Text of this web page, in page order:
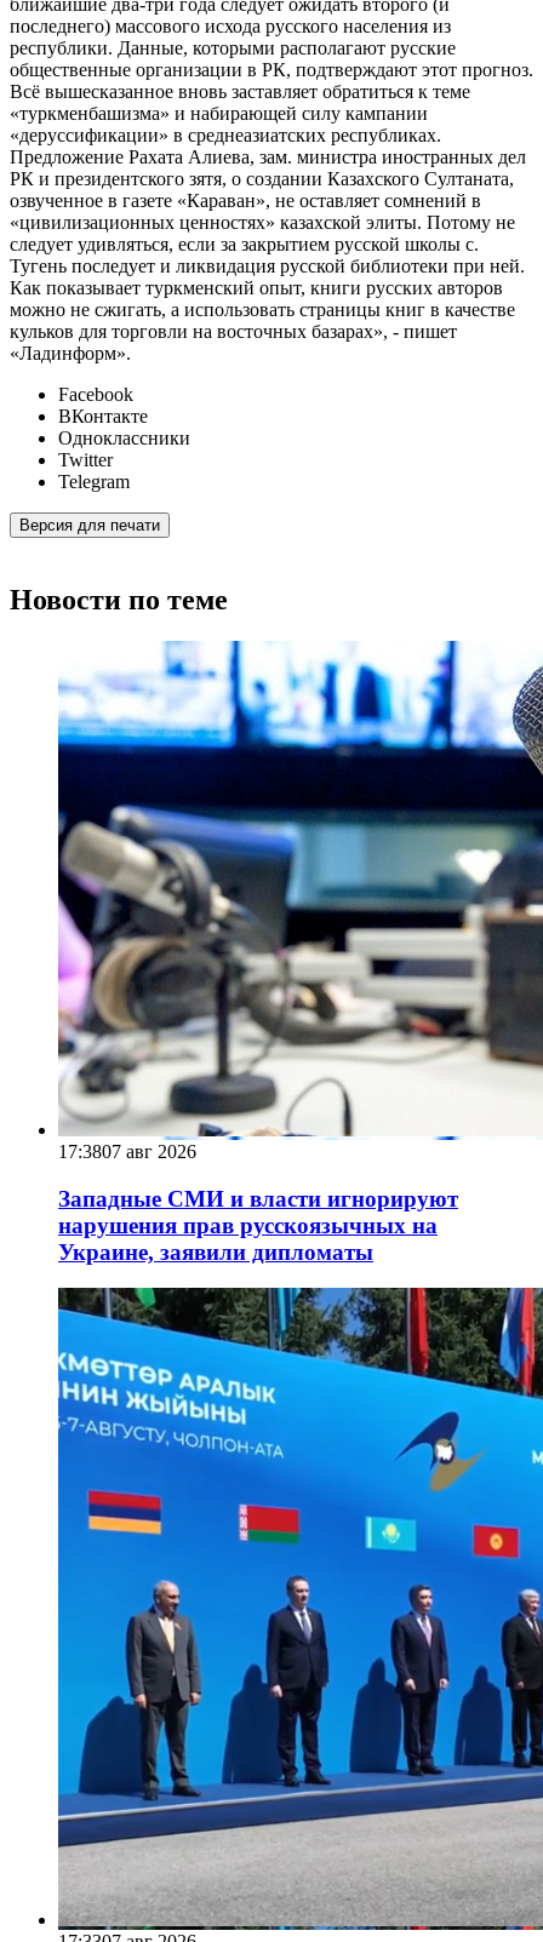
ближайшие два-три года следует ожидать второго (и
последнего) массового исхода русского населения из
республики. Данные, которыми располагают русские
общественные организации в РК, подтверждают этот прогноз.
Всё вышесказанное вновь заставляет обратиться к теме
«туркменбашизма» и набирающей силу кампании
«деруссификации» в среднеазиатских республиках.
Предложение Рахата Алиева, зам. министра иностранных дел
РК и президентского зятя, о создании Казахского Султаната,
озвученное в газете «Караван», не оставляет сомнений в
«цивилизационных ценностях» казахской элиты. Потому не
следует удивляться, если за закрытием русской школы с.
Тугень последует и ликвидация русской библиотеки при ней.
Как показывает туркменский опыт, книги русских авторов
можно не сжигать, а использовать страницы книг в качестве
кульков для торговли на восточных базарах», - пишет
«Ладинформ».
Facebook
ВКонтакте
Одноклассники
Twitter
Telegram
Версия для печати
Новости по теме
17:3807 авг 2026
Западные СМИ и власти игнорируют
нарушения прав русскоязычных на
Украине, заявили дипломаты